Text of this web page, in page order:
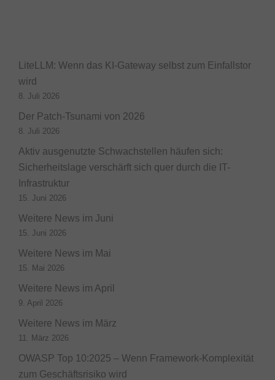
LiteLLM: Wenn das KI-Gateway selbst zum Einfallstor
wird
8. Juli 2026
Der Patch-Tsunami von 2026
8. Juli 2026
Aktiv ausgenutzte Schwachstellen häufen sich:
Sicherheitslage verschärft sich quer durch die IT-
Infrastruktur
15. Juni 2026
Weitere News im Juni
15. Juni 2026
Weitere News im Mai
15. Mai 2026
Weitere News im April
9. April 2026
Weitere News im März
11. März 2026
OWASP Top 10:2025 – Wenn Framework-Komplexität
zum Geschäftsrisiko wird